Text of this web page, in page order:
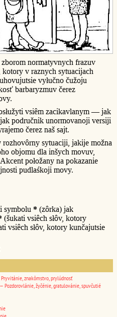
normatyvnych frazuv
v raznych sytuacijach
vyłučno čužoju
barbaryzmuv čerez
vsiêm zacikavlanym — jak
područnik unormovanoji versiji
čerez naš sajt.
sytuaciji, jakije možna
objomu dla inšych movuv,
połožany na pokazanie
pudlaśkoji movy.
symbolu * (zôrka) jak
(šukati vsiêch słôv, kotory
vsiêch słôv, kotory kunčajutsie
znakômstvo, prylúdnosť
Pozdorovlánie, žyčénie, gratulovánie, spuvčutié